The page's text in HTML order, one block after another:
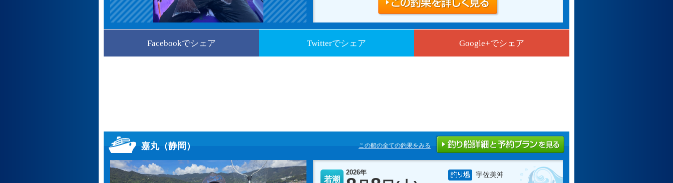
Facebookでシェア Twitterでシェア Google+でシェア
嘉丸（静岡） この船の全ての釣果をみる
若潮
2026年 宇佐美沖